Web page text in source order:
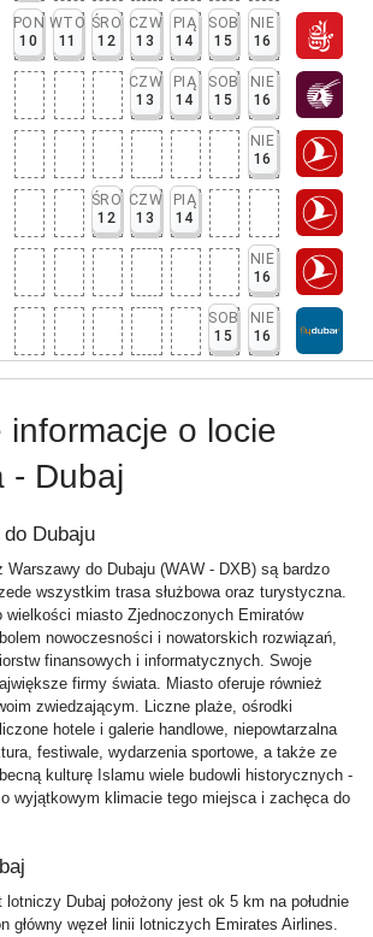
PON
10
WTO
11
ŚRO
12
CZW
13
PIĄ
14
SOB
15
NIE
16
CZW
13
PIĄ
14
SOB
15
NIE
16
NIE
16
ŚRO
12
CZW
13
PIĄ
14
NIE
16
SOB
15
NIE
16
informacje o locie
- Dubaj
Dubaju
Warszawy do Dubaju (WAW - DXB) są bardzo
wszystkim trasa służbowa oraz turystyczna.
wielkości miasto Zjednoczonych Emiratów
nowoczesności i nowatorskich rozwiązań,
finansowych i informatycznych. Swoje
firmy świata. Miasto oferuje również
zwiedzającym. Liczne plaże, ośrodki
hotele i galerie handlowe, niepowtarzalna
festiwale, wydarzenia sportowe, a także ze
kulturę Islamu wiele budowli historycznych -
wyjątkowym klimacie tego miejsca i zachęca do
lotniczy Dubaj położony jest ok 5 km na południe
główny węzeł linii lotniczych Emirates Airlines.